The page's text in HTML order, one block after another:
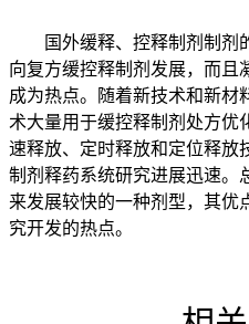
国外缓释、控释制剂制剂
向复方缓控释制剂发展，而且
成为热点。随着新技术和新材
术大量用于缓控释制剂处方优
速释放、定时释放和定位释放
制剂释药系统研究进展迅速。
来发展较快的一种剂型，其优
究开发的热点。